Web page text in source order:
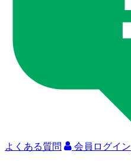
よくある質問 会員ログイン